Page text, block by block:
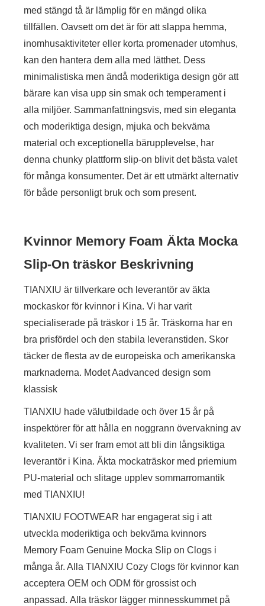
med stängd tå är lämplig för en mängd olika
tillfällen. Oavsett om det är för att slappa hemma,
inomhusaktiviteter eller korta promenader utomhus,
kan den hantera dem alla med lätthet. Dess
minimalistiska men ändå moderiktiga design gör att
bärare kan visa upp sin smak och temperament i
alla miljöer. Sammanfattningsvis, med sin eleganta
och moderiktiga design, mjuka och bekväma
material och exceptionella bärupplevelse, har
denna chunky plattform slip-on blivit det bästa valet
för många konsumenter. Det är ett utmärkt alternativ
för både personligt bruk och som present.
Kvinnor Memory Foam Äkta Mocka
Slip-On träskor Beskrivning
TIANXIU är tillverkare och leverantör av äkta
mockaskor för kvinnor i Kina. Vi har varit
specialiserade på träskor i 15 år. Träskorna har en
bra prisfördel och den stabila leveranstiden. Skor
täcker de flesta av de europeiska och amerikanska
marknaderna. Modet Aadvanced design som
klassisk
TIANXIU hade välutbildade och över 15 år på
inspektörer för att hålla en noggrann övervakning av
kvaliteten. Vi ser fram emot att bli din långsiktiga
leverantör i Kina. Äkta mockaträskor med priemium
PU-material och slitage upplev sommarromantik
med TIANXIU!
TIANXIU FOOTWEAR har engagerat sig i att
utveckla moderiktiga och bekväma kvinnors
Memory Foam Genuine Mocka Slip on Clogs i
många år. Alla TIANXIU Cozy Clogs för kvinnor kan
acceptera OEM och ODM för grossist och
anpassad. Alla träskor lägger minnesskummet på